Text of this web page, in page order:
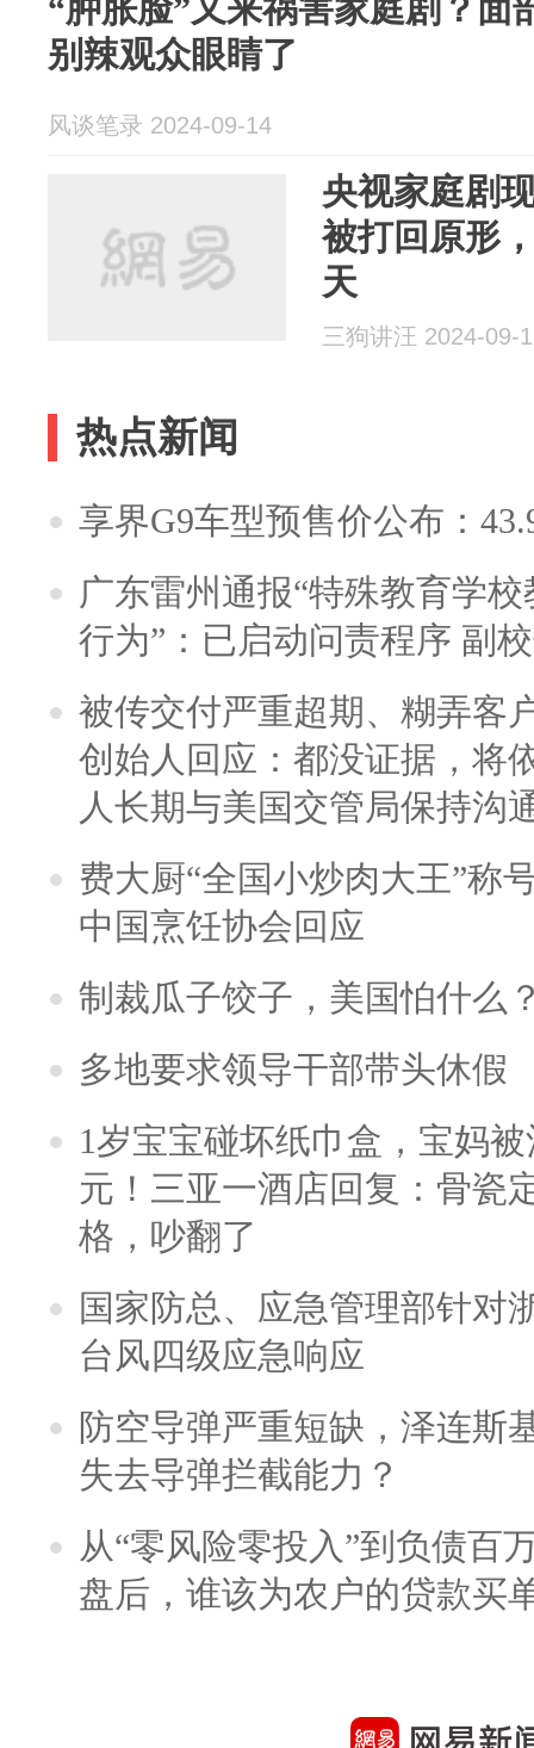
“肿胀脸”又来祸害家庭剧？面
别辣观众眼睛了
风谈笔录 2024-09-14
央视家庭剧
被打回原形
天
三狗讲汪 2024-09-
热点新闻
享界G9车型预售价公布：
广东雷州通报“特殊教育学
行为”：已启动问责程序 副
被传交付严重超期、糊弄客
创始人回应：都没证据，将
人长期与美国交管局保持沟
费大厨“全国小炒肉大王”称
中国烹饪协会回应
制裁瓜子饺子，美国怕什么
多地要求领导干部带头休假
1岁宝宝碰坏纸巾盒，宝妈
元！三亚一酒店回复：骨瓷
格，吵翻了
国家防总、应急管理部针对
台风四级应急响应
防空导弹严重短缺，泽连斯
失去导弹拦截能力？
从“零风险零投入”到负债百
盘后，谁该为农户的贷款买